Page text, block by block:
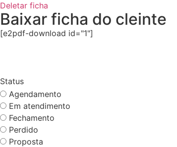
Deletar ficha
Baixar ficha do cleinte
[e2pdf-download id="1"]
Status
Agendamento
Em atendimento
Fechamento
Perdido
Proposta